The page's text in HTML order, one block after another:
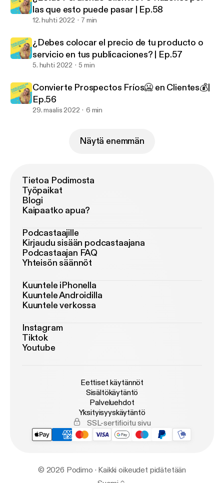
las que esto puede pasar | Ep.58
12. huhti 2022 7 min
¿Debes colocar el precio de tu producto o
servicio en tus publicaciones? | Ep.57
5. huhti 2022 5 min
Convierte Prospectos Fríos🥶 en Clientes💰|
Ep.56
29. maalis 2022 6 min
Näytä enemmän
Tietoa Podimosta
Työpaikat
Blogi
Kaipaatko apua?
Podcastaajille
Kirjaudu sisään podcastaajana
Podcastaajan FAQ
Yhteisön säännöt
Kuuntele iPhonella
Kuuntele Androidilla
Kuuntele verkossa
Instagram
Tiktok
Youtube
Eettiset käytännöt
Sisältökäytäntö
Palveluehdot
Yksityisyyskäytäntö
SSL-sertifioitu sivu
© 2026 Podimo · Kaikki oikeudet pidätetään